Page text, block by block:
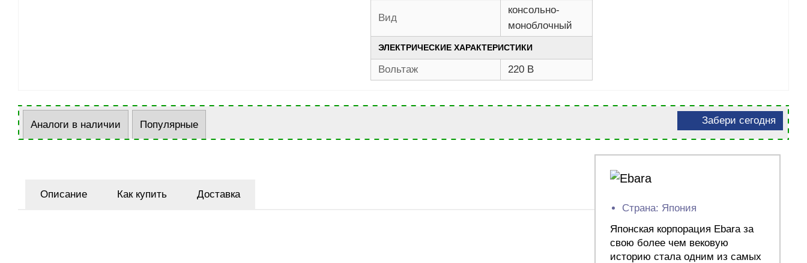
Вид
консольно-
моноблочный
ЭЛЕКТРИЧЕСКИЕ ХАРАКТЕРИСТИКИ
Вольтаж 220 В
Аналоги в наличии Популярные Забери сегодня
Описание Как купить
Доставка
Страна: Япония
Японская корпорация Ebara за
свою более чем вековую
историю стала одним из самых